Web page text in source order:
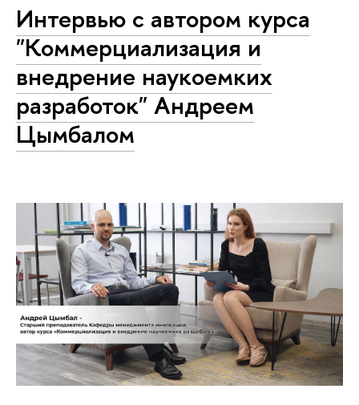
Интервью с автором курса
"Коммерциализация и
внедрение наукоемких
разработок" Андреем
Цымбалом